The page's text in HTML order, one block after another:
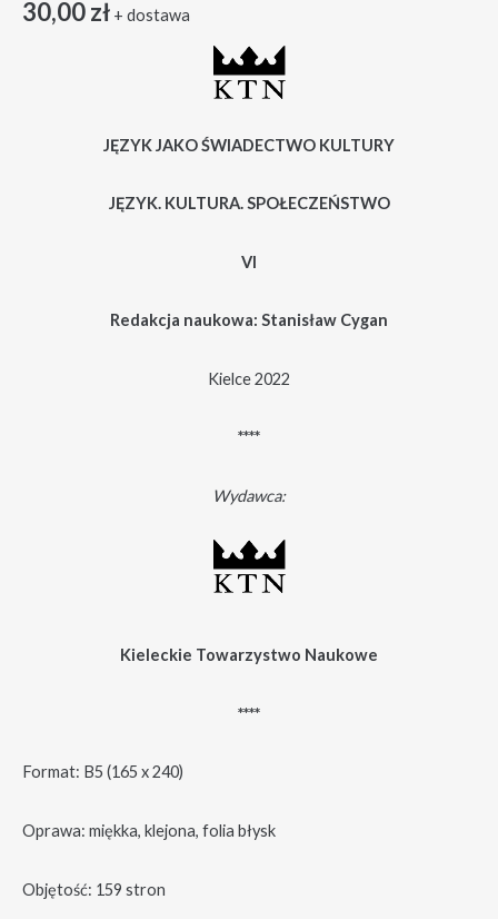
30,00zł + dostawa
JĘZYK JAKO ŚWIADECTWO KULTURY
JĘZYK. KULTURA. SPOŁECZEŃSTWO
VI
Redakcja naukowa: Stanisław Cygan
Kielce 2022
****
Wydawca:
Kieleckie Towarzystwo Naukowe
****
Format: B5 (165 x 240)
Oprawa: miękka, klejona, folia błysk
Objętość: 159 stron